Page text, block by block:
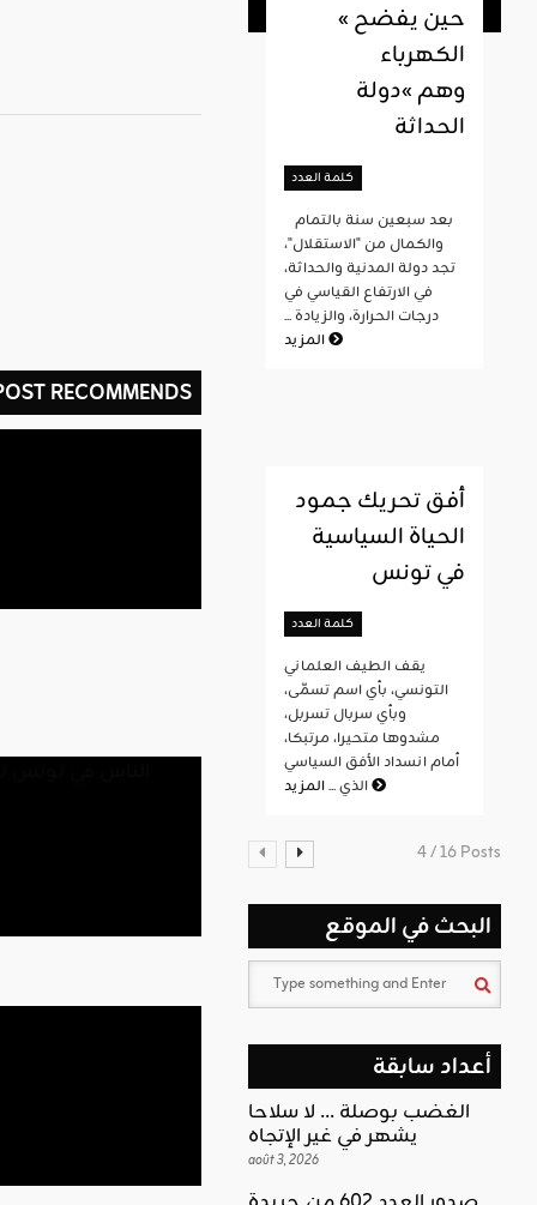
RECOMMENDS
« حين يفضح
الكهرباء
وهم »دولة
الحداثة
كلمة العدد
والكمال من "الاستقلال"،
تجد دولة المدنية والحداثة،
في الارتفاع القياسي في
درجات الحرارة، والزيادة ...
المزيد
أفق تحريك جمود
الحياة السياسية
في تونس
كلمة العدد
يقف الطيف العلماني
التونسي، بأي اسم تسمّى،
وبأي سربال تسربل،
مشدوها متحيرا، مرتبكا،
أمام انسداد الأفق السياسي
الذي ...المزيد
4 / 16 Posts
البحث في الموقع
أعداد سابقة
الغضب بوصلة … لا سلاحا
يشهر في غير الإتجاه
août 3, 2026